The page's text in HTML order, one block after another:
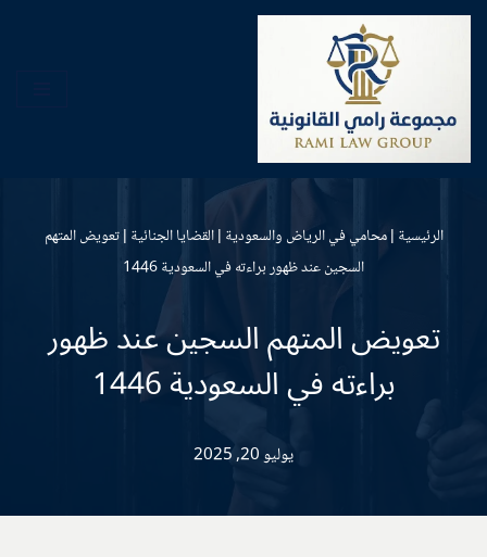
المحتوى
الرئيسية |محامي في الرياض والسعودية |القضايا الجنائية |تعويض المتهم
السجين عند ظهور براءته في السعودية 1446
تعويض المتهم السجين عند ظهور
براءته في السعودية 1446
يوليو 20, 2025